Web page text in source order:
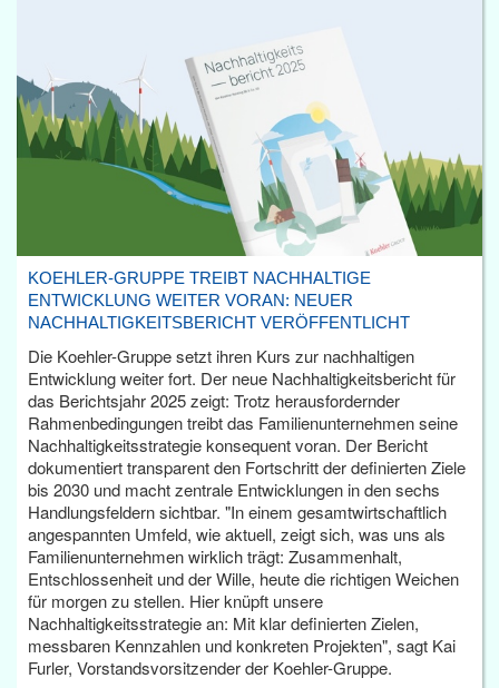
KOEHLER-GRUPPE TREIBT NACHHALTIGE
ENTWICKLUNG WEITER VORAN: NEUER
NACHHALTIGKEITSBERICHT VERÖFFENTLICHT
Die Koehler-Gruppe setzt ihren Kurs zur nachhaltigen
Entwicklung weiter fort. Der neue Nachhaltigkeitsbericht für
das Berichtsjahr 2025 zeigt: Trotz herausfordernder
Rahmenbedingungen treibt das Familienunternehmen seine
Nachhaltigkeitsstrategie konsequent voran. Der Bericht
dokumentiert transparent den Fortschritt der definierten Ziele
bis 2030 und macht zentrale Entwicklungen in den sechs
Handlungsfeldern sichtbar. "In einem gesamtwirtschaftlich
angespannten Umfeld, wie aktuell, zeigt sich, was uns als
Familienunternehmen wirklich trägt: Zusammenhalt,
Entschlossenheit und der Wille, heute die richtigen Weichen
für morgen zu stellen. Hier knüpft unsere
Nachhaltigkeitsstrategie an: Mit klar definierten Zielen,
messbaren Kennzahlen und konkreten Projekten", sagt Kai
Furler, Vorstandsvorsitzender der Koehler-Gruppe.